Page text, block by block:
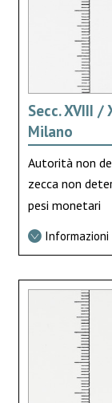
Secc. XVIII
Milano
Autorità non
zecca non
pesi monetari